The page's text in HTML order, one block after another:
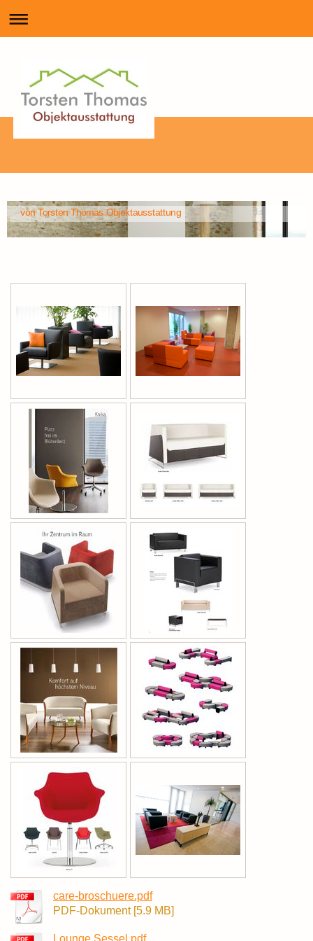
von Torsten Thomas Objektausstattung
care-broschuere.pdf
PDF-Dokument [5.9 MB]
Lounge Sessel.pdf